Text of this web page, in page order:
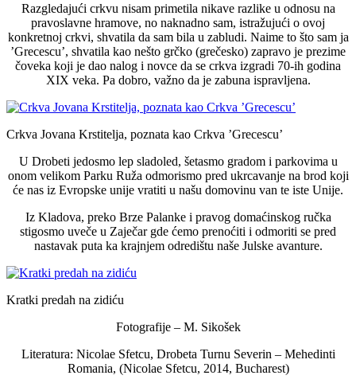
Razgledajući crkvu nisam primetila nikave razlike u odnosu na
pravoslavne hramove, no naknadno sam, istražujući o ovoj
konkretnoj crkvi, shvatila da sam bila u zabludi. Naime to što sam ja
’Grecescu’, shvatila kao nešto grčko (grečesko) zapravo je prezime
čoveka koji je dao nalog i novce da se crkva izgradi 70-ih godina
XIX veka. Pa dobro, važno da je zabuna ispravljena.
Crkva Jovana Krstitelja, poznata kao Crkva ’Grecescu’
U Drobeti jedosmo lep sladoled, šetasmo gradom i parkovima u
onom velikom Parku Ruža odmorismo pred ukrcavanje na brod koji
će nas iz Evropske unije vratiti u našu domovinu van te iste Unije.
Iz Kladova, preko Brze Palanke i pravog domaćinskog ručka
stigosmo uveče u Zaječar gde ćemo prenoćiti i odmoriti se pred
nastavak puta ka krajnjem odredištu naše Julske avanture.
Kratki predah na zidiću
Fotografije – M. Sikošek
Literatura: Nicolae Sfetcu, Drobeta Turnu Severin – Mehedinti
Romania, (Nicolae Sfetcu, 2014, Bucharest)